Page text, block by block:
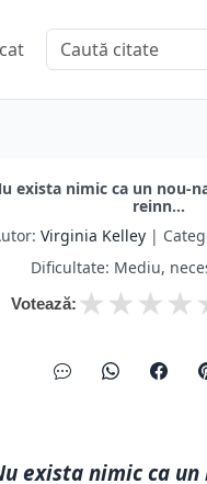
exista nimic ca un nou-
reinn...
Virginia Kelley|
Dificultate: Mediu,
Votează: ★
★
★
★
exista nimic ca un